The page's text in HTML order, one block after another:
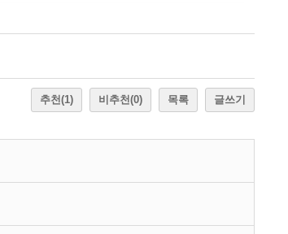
추천(1) 비추천(0) 목록 글쓰기